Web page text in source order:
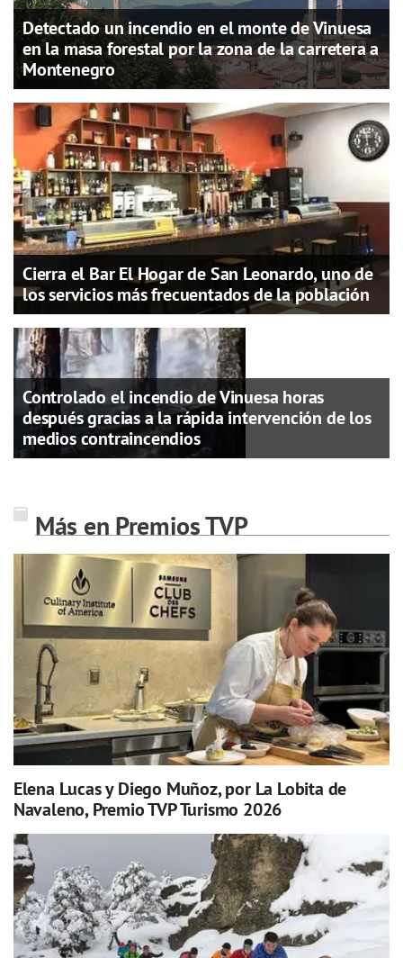
Detectado un incendio en el monte de Vinuesa
en la masa forestal por la zona de la carretera a
Montenegro
Cierra el Bar El Hogar de San Leonardo, uno de
los servicios más frecuentados de la población
Controlado el incendio de Vinuesa horas
después gracias a la rápida intervención de los
medios contraincendios
Más en Premios TVP
Elena Lucas y Diego Muñoz, por La Lobita de
Navaleno, Premio TVP Turismo 2026